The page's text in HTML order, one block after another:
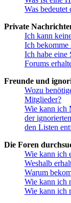
Was bedeutet
Private
Ich kann
Ich bekomme
Ich habe eine
Forums
Freunde und
Wozu
Mitglieder?
Wie kann ich
der
den Listen
Die Foren
Wie kann ich
Weshalb
Warum
Wie kann ich
Wie kann ich